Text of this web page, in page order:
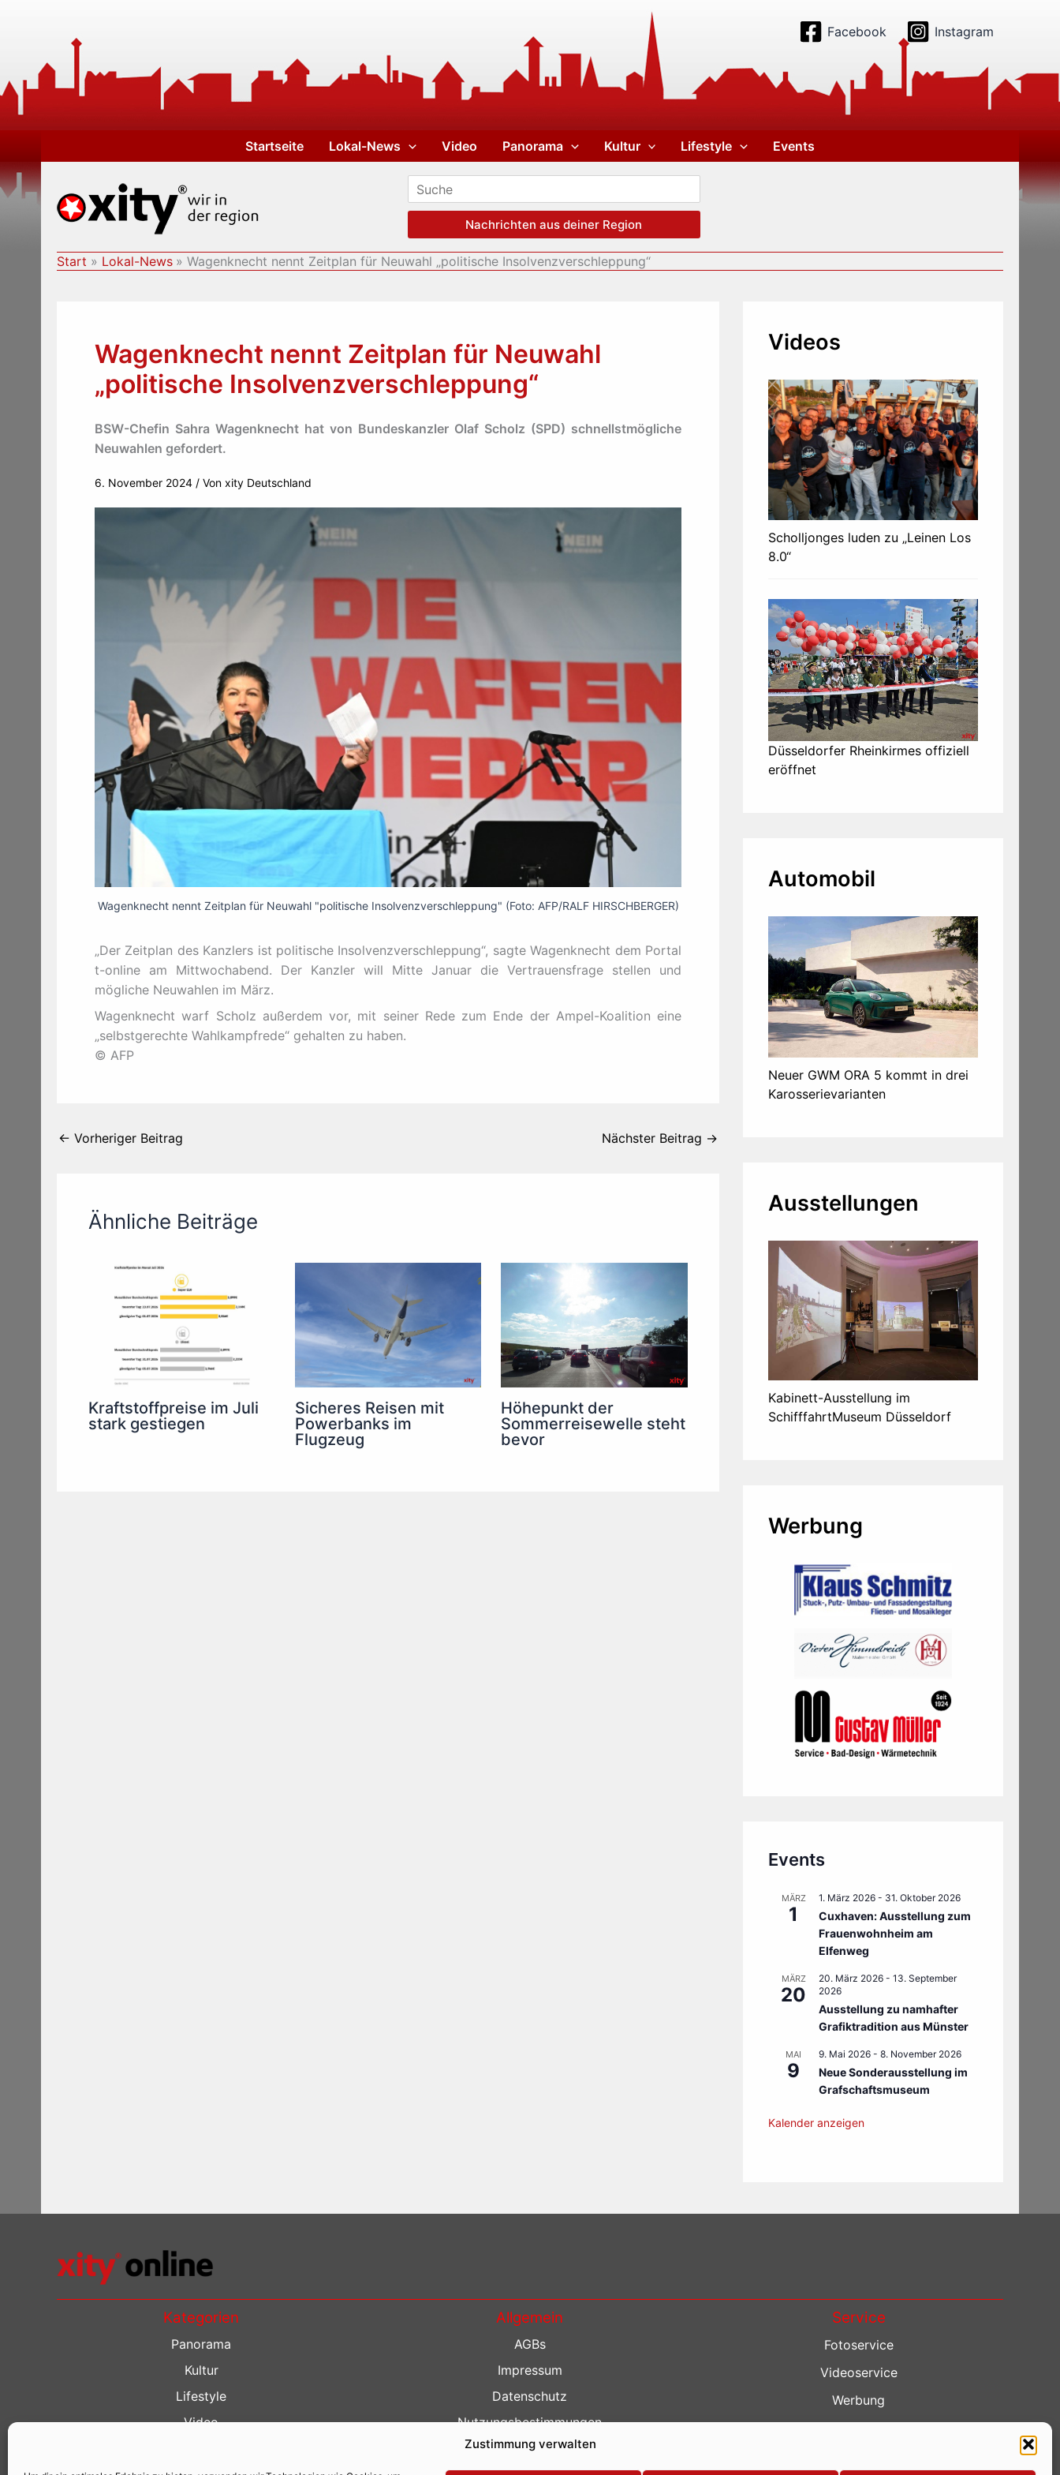
Zustimmung verwalten
Facebook Instagram
Startseite Lokal-News Video Panorama Kultur Lifestyle Events
Nachrichten aus deiner Region
Start Lokal-News Wagenknecht nennt Zeitplan für Neuwahl „politische Insolvenzverschleppung“
Wagenknecht nennt Zeitplan für Neuwahl
„politische Insolvenzverschleppung“
BSW-Chefin Sahra Wagenknecht hat von Bundeskanzler Olaf Scholz (SPD) schnellstmögliche
Neuwahlen gefordert.
6. November 2024 / Von xity Deutschland
Wagenknecht nennt Zeitplan für Neuwahl "politische Insolvenzverschleppung" (Foto: AFP/RALF HIRSCHBERGER)
„Der Zeitplan des Kanzlers ist politische Insolvenzverschleppung“, sagte Wagenknecht dem Portal
t-online am Mittwochabend. Der Kanzler will Mitte Januar die Vertrauensfrage stellen und
mögliche Neuwahlen im März.
Wagenknecht warf Scholz außerdem vor, mit seiner Rede zum Ende der Ampel-Koalition eine
„selbstgerechte Wahlkampfrede“ gehalten zu haben.
© AFP
← Vorheriger Beitrag Nächster Beitrag →
Ähnliche Beiträge
Kraftstoffpreise im Juli
stark gestiegen
Sicheres Reisen mit
Powerbanks im
Flugzeug
Höhepunkt der
Sommerreisewelle steht
bevor
Videos
Scholljonges luden zu „Leinen Los
8.0“
Düsseldorfer Rheinkirmes offiziell
eröffnet
Automobil
Neuer GWM ORA 5 kommt in drei
Karosserievarianten
Ausstellungen
Kabinett-Ausstellung im
SchifffahrtMuseum Düsseldorf
Werbung
Events
MÄRZ
1
1. März 2026 - 31. Oktober 2026
Cuxhaven: Ausstellung zum
Frauenwohnheim am
Elfenweg
MÄRZ
20
20. März 2026 - 13. September
2026
Ausstellung zu namhafter
Grafiktradition aus Münster
MAI
9
9. Mai 2026 - 8. November 2026
Neue Sonderausstellung im
Grafschaftsmuseum
Kalender anzeigen
Kategorien
Panorama
Kultur
Lifestyle
Video
Allgemein
AGBs
Impressum
Datenschutz
Nutzungsbestimmungen
Kontakt
Service
Fotoservice
Videoservice
Werbung